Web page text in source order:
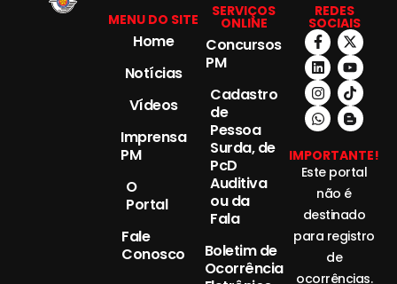
MENU DO SITE
Home
Notícias
Vídeos
Imprensa
PM
O
Portal
Fale
Conosco
SERVIÇOS
ONLINE
Concursos
PM
Cadastro
de
Pessoa
Surda, de
PcD
Auditiva
ou da
Fala
Boletim de
Ocorrência
REDES
SOCIAIS
IMPORTANTE!
Este portal
não é
destinado
para registro
de
ocorrências.